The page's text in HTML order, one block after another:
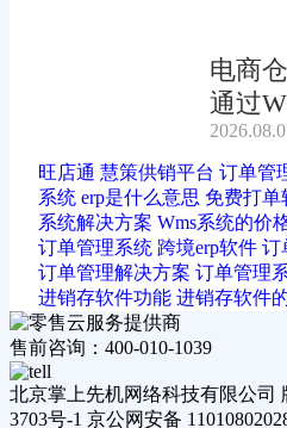
电商
通过
升?
旺店通 慧策供销平台 订单管
系统 erp是什么意思 免费打单
系统解决方案 Wms系统的价
订单管理系统 跨境erp软件 订
订单管理解决方案 订单管理
进销存软件功能 进销存软件
售前咨询：400-010-1039
北京掌上先机网络科技有限公司
3703号-1 京公网安备